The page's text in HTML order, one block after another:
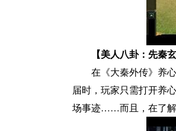
【美人八卦：先秦
在《大秦外传》养
届时，玩家只需打开养
场事迹……而且，在了解